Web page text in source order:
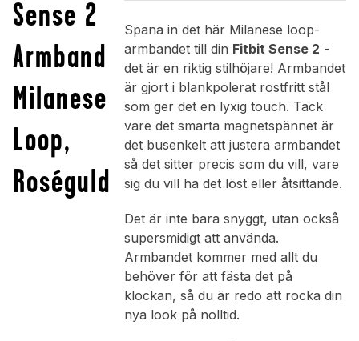
Sense 2
Armband
Milanese
Loop,
Roséguld
Spana in det här Milanese loop-
armbandet till din Fitbit Sense 2 -
det är en riktig stilhöjare! Armbandet
är gjort i blankpolerat rostfritt stål
som ger det en lyxig touch. Tack
vare det smarta magnetspännet är
det busenkelt att justera armbandet
så det sitter precis som du vill, vare
sig du vill ha det löst eller åtsittande.
Det är inte bara snyggt, utan också
supersmidigt att använda.
Armbandet kommer med allt du
behöver för att fästa det på
klockan, så du är redo att rocka din
nya look på nolltid.